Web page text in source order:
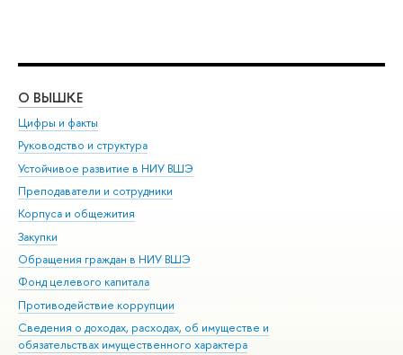
О ВЫШКЕ
Цифры и факты
Руководство и структура
Устойчивое развитие в НИУ ВШЭ
Преподаватели и сотрудники
Корпуса и общежития
Закупки
Обращения граждан в НИУ ВШЭ
Фонд целевого капитала
Противодействие коррупции
Сведения о доходах, расходах, об имуществе и
обязательствах имущественного характера